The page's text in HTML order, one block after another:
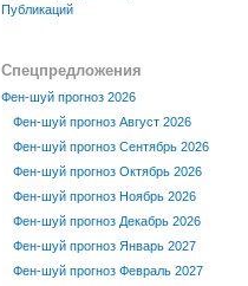
Публикаций
Спецпредложения
Фен-шуй прогноз 2026
Фен-шуй прогноз Август 2026
Фен-шуй прогноз Сентябрь 2026
Фен-шуй прогноз Октябрь 2026
Фен-шуй прогноз Ноябрь 2026
Фен-шуй прогноз Декабрь 2026
Фен-шуй прогноз Январь 2027
Фен-шуй прогноз Февраль 2027